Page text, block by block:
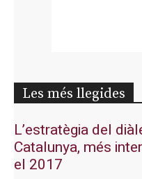
Les més llegides
L’estratègia del
Catalunya, més
el 2017